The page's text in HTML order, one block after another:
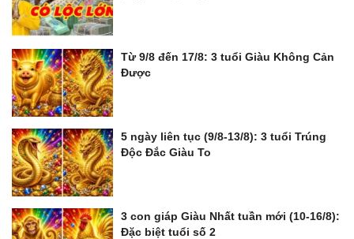
Từ 9/8 đến 17/8: 3 tuổi Giàu Không Cản
Được
5 ngày liên tục (9/8-13/8): 3 tuổi Trúng
Độc Đắc Giàu To
3 con giáp Giàu Nhất tuần mới (10-16/8):
Đặc biệt tuổi số 2